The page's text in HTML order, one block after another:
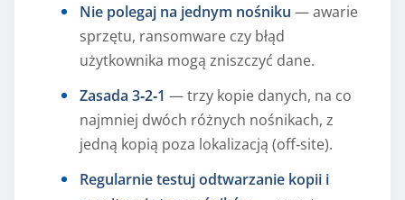
Nie polegaj na jednym nośniku — awarie
sprzętu, ransomware czy błąd
użytkownika mogą zniszczyć dane.
Zasada 3‑2‑1 — trzy kopie danych, na co
najmniej dwóch różnych nośnikach, z
jedną kopią poza lokalizacją (off‑site).
Regularnie testuj odtwarzanie kopii i